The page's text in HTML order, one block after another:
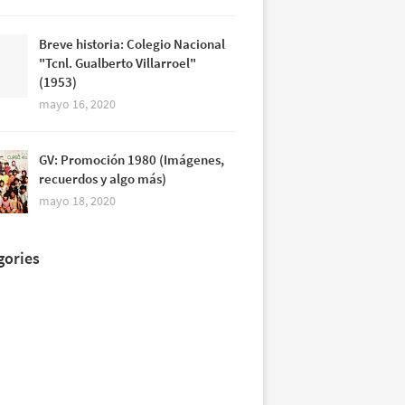
Breve historia: Colegio Nacional
"Tcnl. Gualberto Villarroel"
(1953)
mayo 16, 2020
GV: Promoción 1980 (Imágenes,
recuerdos y algo más)
mayo 18, 2020